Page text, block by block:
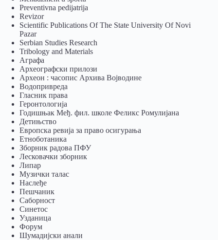
Preventivna pedijatrija
Revizor
Scientific Publications Of The State University Of Novi
Pazar
Serbian Studies Research
Tribology and Materials
Аграфа
Археографски прилози
Археон : часопис Архива Војводине
Водопривреда
Гласник права
Геронтологија
Годишњак Међ. фил. школе Феликс Ромулијана
Детињство
Европска ревија за право осигурања
Eтноботаника
Зборник радова ПФУ
Лесковачки зборник
Липар
Музички талас
Наслеђе
Пешчаник
Саборност
Синетос
Узданица
Форум
Шумадијски анали